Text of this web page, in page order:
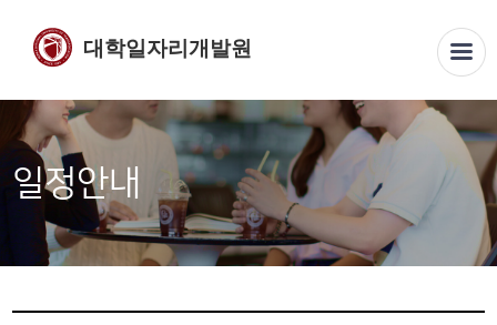
대학일자리개발원
일정안내